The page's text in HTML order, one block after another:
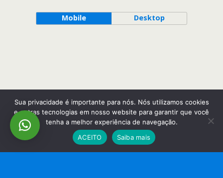
Mobile Desktop
Sua privacidade é importante para nós. Nós utilizamos cookies
e outras tecnologias em nosso website para garantir que você
tenha a melhor experiência de navegação.
ACEITO
Saiba mais